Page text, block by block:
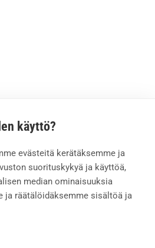
käyttö?
evästeitä kerätäksemme ja
suorituskykyä ja käyttöä,
median ominaisuuksia
ja räätälöidäksemme sisältöä ja